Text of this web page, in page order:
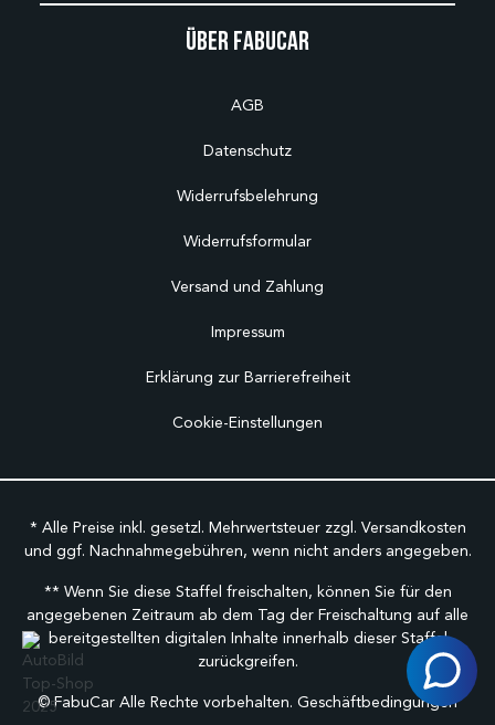
Über Fabucar
AGB
Datenschutz
Widerrufsbelehrung
Widerrufsformular
Versand und Zahlung
Impressum
Erklärung zur Barrierefreiheit
Cookie-Einstellungen
* Alle Preise inkl. gesetzl. Mehrwertsteuer zzgl. Versandkosten
und ggf. Nachnahmegebühren, wenn nicht anders angegeben.
** Wenn Sie diese Staffel freischalten, können Sie für den
angegebenen Zeitraum ab dem Tag der Freischaltung auf alle
bereitgestellten digitalen Inhalte innerhalb dieser Staffel
zurückgreifen.
©FabuCar Alle Rechte vorbehalten. Geschäftbedingungen